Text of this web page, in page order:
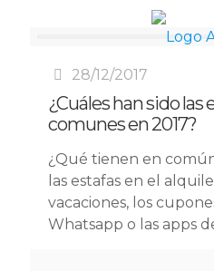
28/12/2017
¿Cuáles han sido las
comunes en 2017?
¿Qué tienen en
las estafas en el
vacaciones, los
Whatsapp o las apps